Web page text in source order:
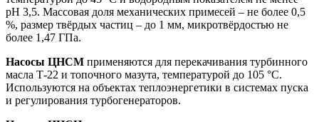
pH 3,5. Массовая доля механических примесей – не более 0,5
%, размер твёрдых частиц – до 1 мм, микротвёрдостью не
более 1,47 ГПа.
Насосы ЦНСМ применяются для перекачивания турбинного
масла Т-22 и топочного мазута, температурой до 105 °C.
Используются на объектах теплоэнергетики в системах пуска
и регулирования турбогенераторов.